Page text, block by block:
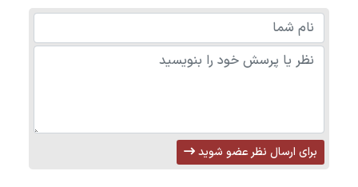
برای ارسال نظر عضو شوید